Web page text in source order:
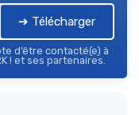
➔ Télécharger
d’être contacté(e) à
! et ses partenaires.